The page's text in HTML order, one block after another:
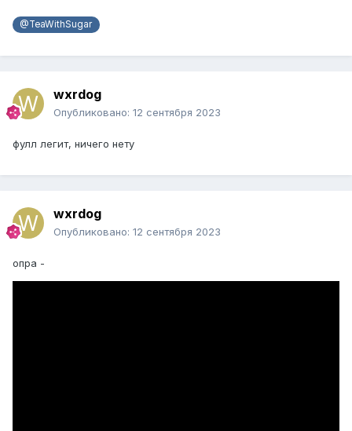
@TeaWithSugar
wxrdog
Опубликовано: 12 сентября 2023
фулл легит, ничего нету
wxrdog
Опубликовано: 12 сентября 2023
опра -